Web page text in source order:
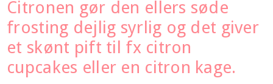
Citronen gør den ellers søde
frosting dejlig syrlig og det giver
et skønt pift til fx citron
cupcakes eller en citron kage.